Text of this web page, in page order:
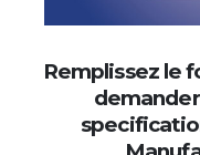
Remplissez le